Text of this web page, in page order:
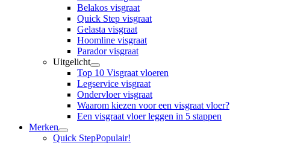
Belakos visgraat
Quick Step visgraat
Gelasta visgraat
Hoomline visgraat
Parador visgraat
Uitgelicht
Top 10 Visgraat vloeren
Legservice visgraat
Ondervloer visgraat
Waarom kiezen voor een visgraat vloer?
Een visgraat vloer leggen in 5 stappen
Merken
Quick StepPopulair!